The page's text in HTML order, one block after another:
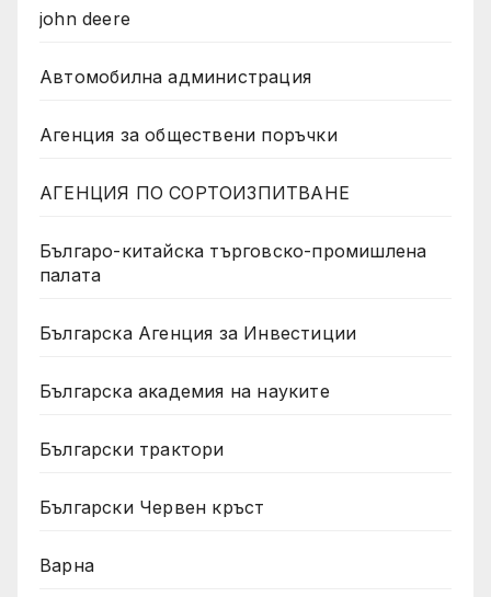
john deere
Автомобилна администрация
Агенция за обществени поръчки
АГЕНЦИЯ ПО СОРТОИЗПИТВАНЕ
Българо-китайска търговско-промишлена
палата
Българска Агенция за Инвестиции
Българска академия на науките
Български трактори
Български Червен кръст
Варна